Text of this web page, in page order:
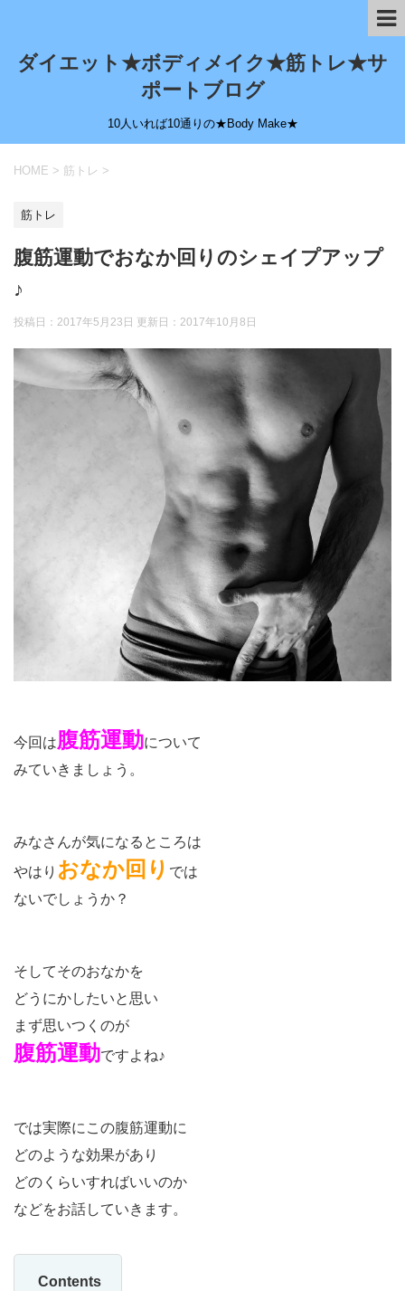
ダイエット★ボディメイク★筋トレ★サ
ポートブログ
10人いれば10通りの★Body Make★
HOME > 筋トレ >
筋トレ
腹筋運動でおなか回りのシェイプアップ
♪
投稿日：2017年5月23日 更新日： 2017年10月8日
今回は腹筋運動について
みていきましょう。
みなさんが気になるところは
やはり おなか回り では
ないでしょうか？
そしてそのおなかを
どうにかしたいと思い
まず思いつくのが
腹筋運動ですよね♪
では実際にこの腹筋運動に
どのような効果があり
どのくらいすればいいのか
などをお話していきます。
Contents